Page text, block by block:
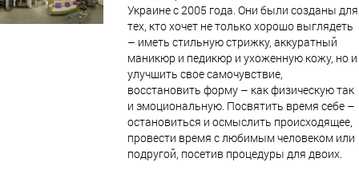
Украине с 2005 года. Они были созданы для
тех, кто хочет не только хорошо выглядеть
– иметь стильную стрижку, аккуратный
маникюр и педикюр и ухоженную кожу, но и
улучшить свое самочувствие,
восстановить форму – как физическую так
и эмоциональную. Посвятить время себе –
остановиться и осмыслить происходящее,
провести время с любимым человеком или
подругой, посетив процедуры для двоих.